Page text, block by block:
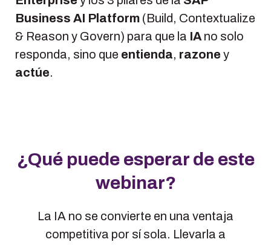
Business AI Platform (Build, Contextualize
& Reason y Govern) para que la IA no solo
responda, sino que entienda, razone y
actúe.
¿Qué puede esperar de este
webinar?
La IA no se convierte en una ventaja
competitiva por sí sola. Llevarla a